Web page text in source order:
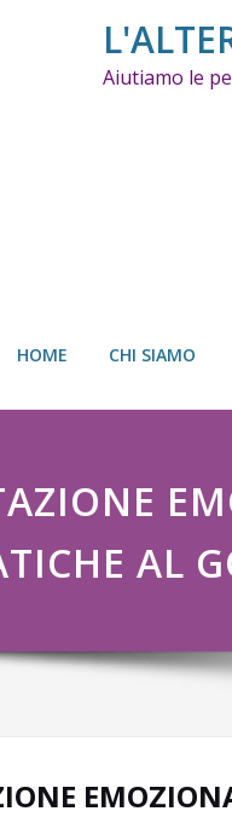
Aiutiamo le
HOME CHI SIAMO
AL